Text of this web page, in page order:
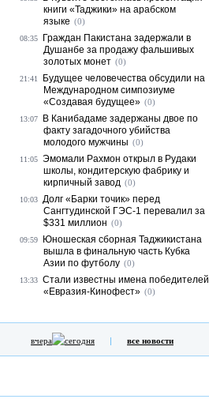
книги «Таджики» на арабском
языке (0)
08:35
Граждан Пакистана задержали в
Душанбе за продажу фальшивых
золотых монет (0)
21:41
Будущее человечества обсудили на
Международном симпозиуме
«Создавая будущее» (0)
13:07
В Канибадаме задержаны двое по
факту загадочного убийства
молодого мужчины (0)
11:05 Эмомали Рахмон открыл в Рудаки
школы, кондитерскую фабрику и
кирпичный завод (0)
10:03 Долг «Барки точик» перед
Сангтудинской ГЭС-1 перевалил за
$331 миллион (0)
09:59
Юношеская сборная Таджикистана
вышла в финальную часть Кубка
Азии по футболу (0)
13:33 Стали известны имена победителей
«Евразия-Кинофест» (0)
вчера сегодня все новости